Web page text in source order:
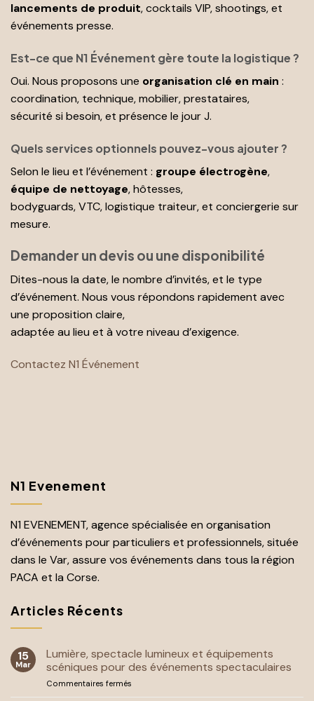
lancements de produit, cocktails VIP, shootings, et
événements presse.
Est-ce que N1 Événement gère toute la logistique ?
Oui. Nous proposons une organisation clé en main :
coordination, technique, mobilier, prestataires,
sécurité si besoin, et présence le jour J.
Quels services optionnels pouvez-vous ajouter ?
Selon le lieu et l’événement : groupe électrogène,
équipe de nettoyage, hôtesses,
bodyguards, VTC, logistique traiteur, et conciergerie sur
mesure.
Demander un devis ou une disponibilité
Dites-nous la date, le nombre d’invités, et le type
d’événement. Nous vous répondons rapidement avec
une proposition claire,
adaptée au lieu et à votre niveau d’exigence.
Contactez N1 Événement
N1 Evenement
N1 EVENEMENT, agence spécialisée en organisation
d’événements pour particuliers et professionnels, située
dans le Var, assure vos événements dans tous la région
PACA et la Corse.
Articles Récents
15
Mar
Lumière, spectacle lumineux et équipements
scéniques pour des événements spectaculaires
Commentaires fermés
Lumière,